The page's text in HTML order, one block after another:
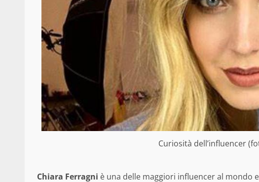
Curiosità dell’influencer
Chiara Ferragni è una delle maggiori influencer al mondo